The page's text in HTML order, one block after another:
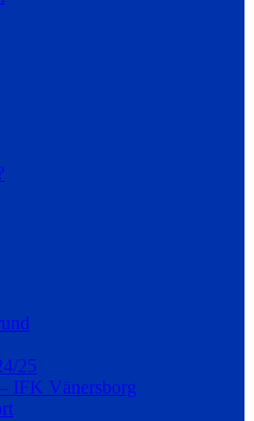
25
IFK Vänersborg